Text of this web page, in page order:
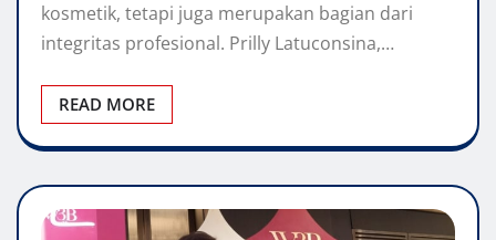
kosmetik, tetapi juga merupakan bagian dari
integritas profesional. Prilly Latuconsina,…
READ MORE